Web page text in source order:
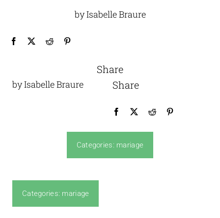
by Isabelle Braure
Share
by Isabelle Braure Share
Categories: mariage
Categories: mariage